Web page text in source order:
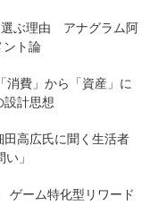
選ぶ理由 アナグラム阿
ト論
消費」から「資産」に
計思想
高広氏に聞く生活者
」
ーム特化型リワード